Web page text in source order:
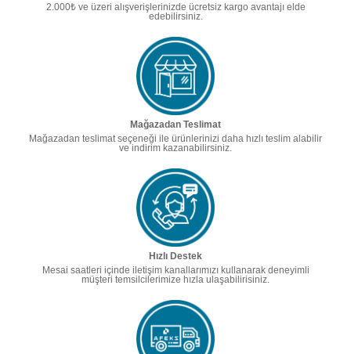
2.000₺ ve üzeri alışverişlerinizde ücretsiz kargo avantajı elde
edebilirsiniz.
Mağazadan Teslimat
Mağazadan teslimat seçeneği ile ürünlerinizi daha hızlı teslim alabilir
ve indirim kazanabilirsiniz.
Hızlı Destek
Mesai saatleri içinde iletişim kanallarımızı kullanarak deneyimli
müşteri temsilcilerimize hızla ulaşabilirisiniz.